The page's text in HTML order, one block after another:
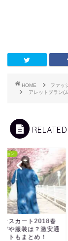
HOME
ファッ
アレットブラン(
ション
ースカート2018春
デや服装は？激安通
イトもまとめ！